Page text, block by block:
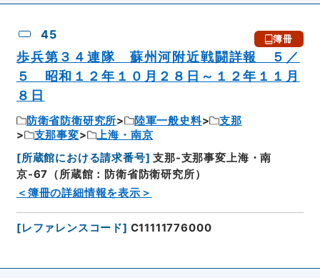
45 簿冊
歩兵第３４連隊 蘇州河附近戦闘詳報 ５／
５ 昭和１２年１０月２８日～１２年１１月
８日
防衛省防衛研究所 陸軍一般史料
支那
支那事変
上海・南京
[所蔵館における請求番号] 支那-支那事変上海・南
京-67（所蔵館：防衛省防衛研究所）
＜簿冊の詳細情報を表示＞
[レファレンスコード] C11111776000